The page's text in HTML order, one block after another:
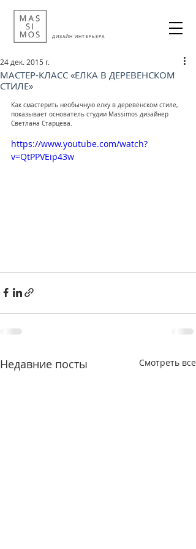
ДИЗАЙН ИНТЕРЬЕРА
МАСТЕР-КЛАСС «ЕЛКА В ДЕРЕВЕНСКОМ
СТИЛЕ»
24 дек. 2015 г.
Как смастерить необычную елку в деревенском стиле,
показывает основатель студии Massimos дизайнер
Светлана Старцева.
https://www.youtube.com/watch?
v=QtPPVEip43w
Недавние посты Смотреть все